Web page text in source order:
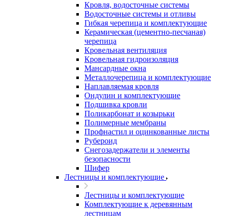
Кровля, водосточные системы
Водосточные системы и отливы
Гибкая черепица и комплектующие
Керамическая (цементно-песчаная)
черепица
Кровельная вентиляция
Кровельная гидроизоляция
Мансардные окна
Металлочерепица и комплектующие
Наплавляемая кровля
Ондулин и комплектующие
Подшивка кровли
Поликарбонат и козырьки
Полимерные мембраны
Профнастил и оцинкованные листы
Рубероид
Снегозадержатели и элементы
безопасности
Шифер
Лестницы и комплектующие
Лестницы и комплектующие
Комплектующие к деревянным
лестницам